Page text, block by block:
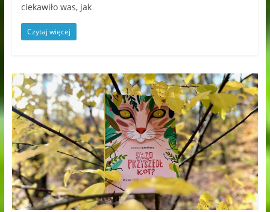
ciekawiło was, jak
Czytaj więcej